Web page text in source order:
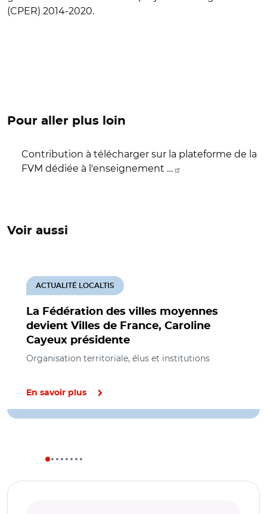
(CPER) 2014-2020.
Pour aller plus loin
Contribution à télécharger sur la plateforme de la
FVM dédiée à l'enseignement …
Voir aussi
La Fédération des villes moyennes
devient Villes de France, Caroline
Cayeux présidente
ACTUALITÉ LOCALTIS
Organisation territoriale, élus et institutions
En savoir plus